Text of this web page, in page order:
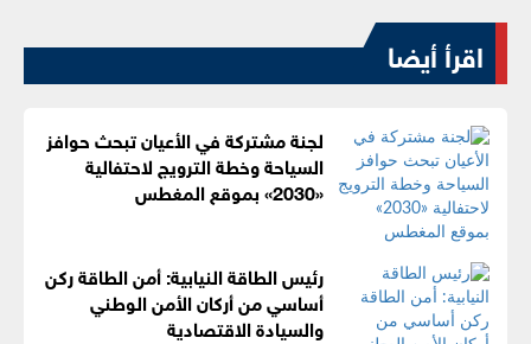
اقرأ أيضا
لجنة مشتركة في الأعيان تبحث حوافز
السياحة وخطة الترويج لاحتفالية
«2030» بموقع المغطس
رئيس الطاقة النيابية: أمن الطاقة ركن
أساسي من أركان الأمن الوطني
والسيادة الاقتصادية